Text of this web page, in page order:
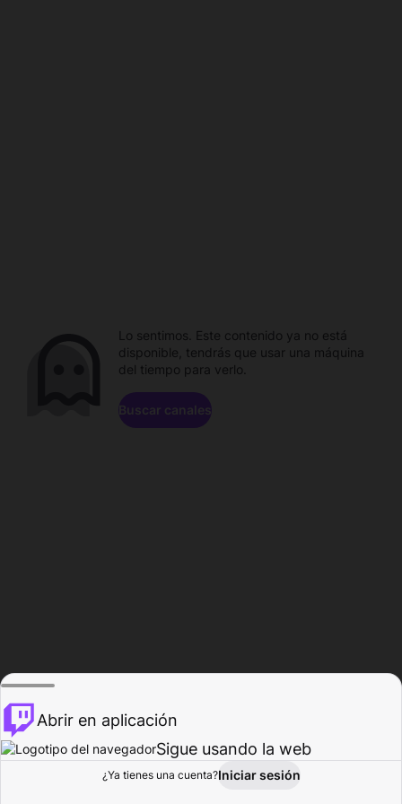
Explorar Actividad
Lo sentimos. Este contenido ya no está
disponible, tendrás que usar una máquina
del tiempo para verlo.
Buscar canales
Abrir en aplicación
Sigue usando la web
¿Ya tienes una cuenta?Iniciar sesión